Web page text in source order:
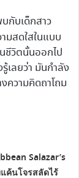
กับเด็กสาว
มสดใสในแบบ
ชีวิตนั้นออกไป
เลยว่า มันกำลัง
ความคิดถาโถม
Salazar’s
ค้นโจรสลัดไร้